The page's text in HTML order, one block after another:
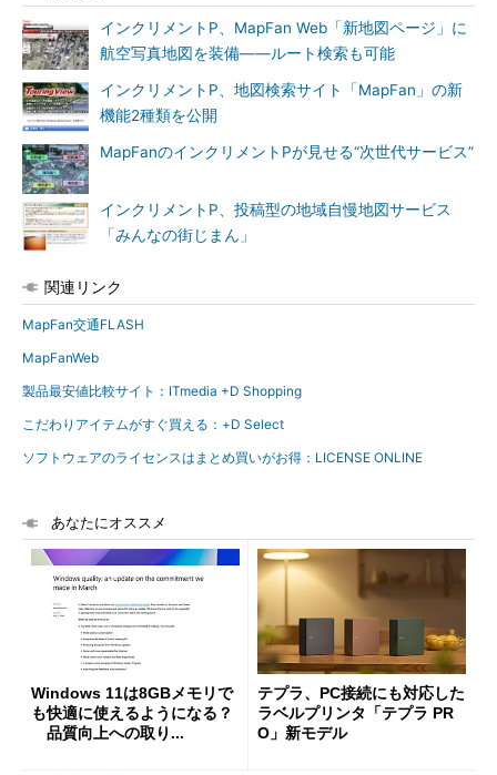
インクリメントP、MapFan Web「新地図ページ」に
航空写真地図を装備――ルート検索も可能
インクリメントP、地図検索サイト「MapFan」の新
機能2種類を公開
MapFanのインクリメントPが見せる“次世代サービス”
インクリメントP、投稿型の地域自慢地図サービス
「みんなの街じまん」
関連リンク
MapFan交通FLASH
MapFanWeb
製品最安値比較サイト：ITmedia +D Shopping
こだわりアイテムがすぐ買える：+D Select
ソフトウェアのライセンスはまとめ買いがお得：LICENSE ONLINE
あなたにオススメ
Windows 11は8GBメモリで
も快適に使えるようになる？
品質向上への取り...
テプラ、PC接続にも対応した
ラベルプリンタ「テプラ PR
O」新モデル